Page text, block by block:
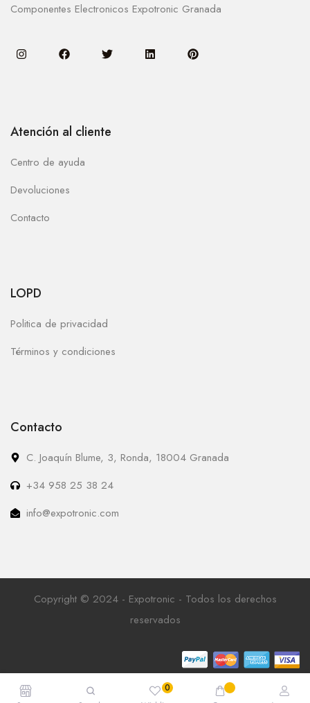
Componentes Electronicos Expotronic Granada
Atención al cliente
Centro de ayuda
Devoluciones
Contacto
LOPD
Politica de privacidad
Términos y condiciones
Contacto
C. Joaquín Blume, 3, Ronda, 18004 Granada
+34 958 25 38 24
info@expotronic.com
Copyright © 2024 - Expotronic - Todos los derechos
reservados